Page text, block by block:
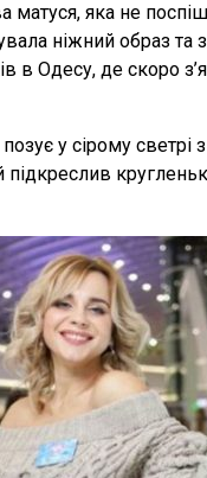
матуся, яка не
ніжний образ та
в Одесу, де скоро
у сірому светрі
підкреслив